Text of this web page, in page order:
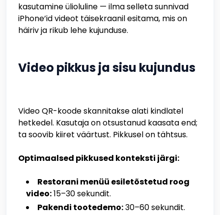
kasutamine ülioluline — ilma selleta sunnivad
iPhone’id videot täisekraanil esitama, mis on
häiriv ja rikub lehe kujunduse.
Video pikkus ja sisu kujundus
Video QR-koode skannitakse alati kindlatel
hetkedel. Kasutaja on otsustanud kaasata end;
ta soovib kiiret väärtust. Pikkusel on tähtsus.
Optimaalsed pikkused konteksti järgi:
Restorani menüü esiletõstetud roog
video:15–30 sekundit.
Pakendi tootedemo:30–60 sekundit.